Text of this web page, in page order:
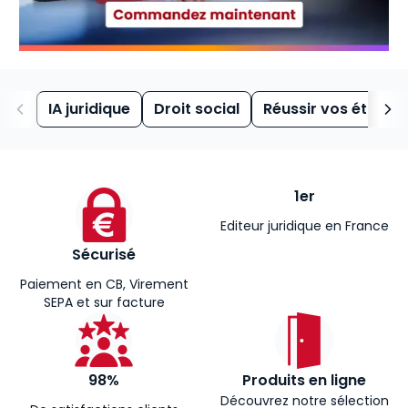
IA juridique Droit social Réussir vos études
Sécurisé
Paiement en CB, Virement
SEPA et sur facture
1er
Editeur juridique en France
98% Produits en ligne
Découvrez notre sélection